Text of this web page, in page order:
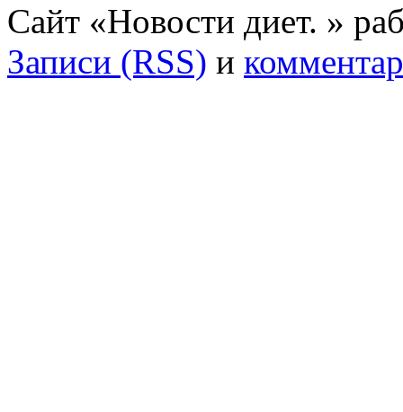
Сайт «Новости диет. »
Записи (RSS) и